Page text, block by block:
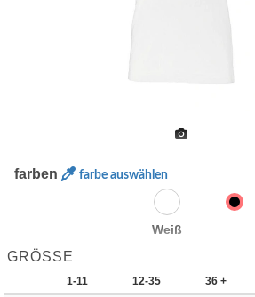
farben farbe auswählen
Weiß
GRÖSSE
1-11 12-35 36 +